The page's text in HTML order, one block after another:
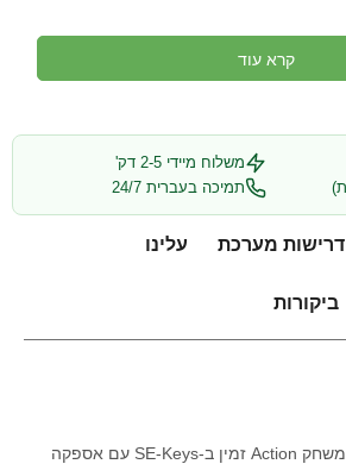
קרא עוד
משלוח מיידי 2-5 דק'
תמיכה בעברית 24/7
דרישות מערכת עלינו
ביקורות
Bug Dolls: Soviet — משחק Action זמין ב-SE-Keys עם אספקה